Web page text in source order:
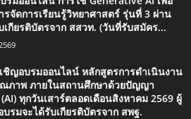
รจัดการเรียนรู้วิทยาศาสตร์ รุ่นที่ 3 ผ่าน
กียรติบัตรจาก สสวท. (วันที่รับสมัคร...
ชิญอบรมออนไลน์ หลักสูตรการดำเนินงาน
ภาพ ภายในสถานศึกษาด้วยปัญญา
ทุกวันเสาร์ตลอดเดือนสิงหาคม 2569 ผู้
บรมจะได้รับเกียรติบัตรจาก สพฐ.